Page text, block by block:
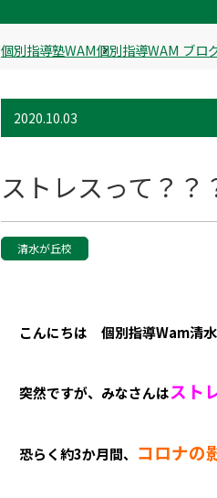
個別指導塾WAM個別指導WAM ブロ
2020.10.03
ストレスって？？
清水が丘校
こんにちは 個別指導Wam清
突然ですが、みなさんはスト
恐らく約3か月間、 コロナの